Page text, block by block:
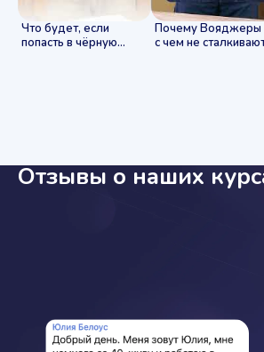
Что будет, если
попасть в чёрную
Почему Вояджеры
с чем не
Отзывы о наших